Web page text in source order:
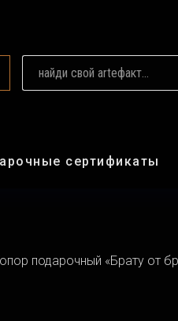
сертификаты
подарочный «Брату от